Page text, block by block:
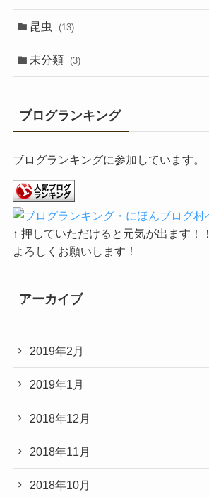
昆虫 (13)
未分類 (3)
ブログランキング
ブログランキングに参加しています。
↑ 押していただけると元気が出ます！！
よろしくお願いします！
アーカイブ
2019年2月
2019年1月
2018年12月
2018年11月
2018年10月